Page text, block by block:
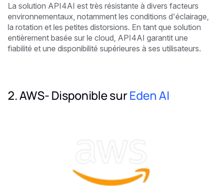
La solution API4AI est très résistante à divers facteurs
environnementaux, notamment les conditions d'éclairage,
la rotation et les petites distorsions. En tant que solution
entièrement basée sur le cloud, API4AI garantit une
fiabilité et une disponibilité supérieures à ses utilisateurs.
2. AWS- Disponible surEden AI